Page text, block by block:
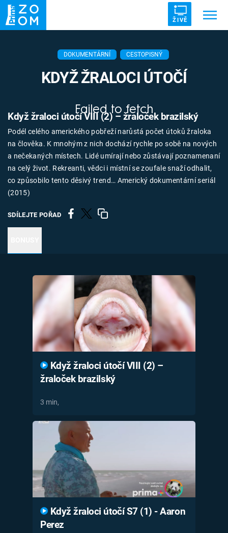
ŽIVĚ
ZRÁDCI UFO DRUHÁ SVĚTOVÁ VÁLKA
VETŘELCI DÁVNOVĚKU
Témata
Témata
Pořady
TV Program
Přihlášení
Sledujte nás
DOKUMENTÁRNÍ CESTOPISNÝ
KDYŽ ŽRALOCI ÚTOČÍ
Failed to fetch
Podél celého amerického pobřeží narůstá počet útoků žraloka
na člověka. K mnohým z nich dochází rychle po sobě na nových
a nečekaných místech. Lidé umírají nebo zůstávají poznamenaní
na celý život. Rekreanti, vědci i místní se zoufale snaží odhalit,
co způsobilo tento děsivý trend… Americký dokumentární seriál
(2015)
SDÍLEJTE POŘAD
Když žraloci útočí VIII (2) – žraloček brazilský
Když žraloci útočí VIII (2) –
žraloček brazilský
3 min,
Když žraloci útočí S7 (1) - Aaron
Perez